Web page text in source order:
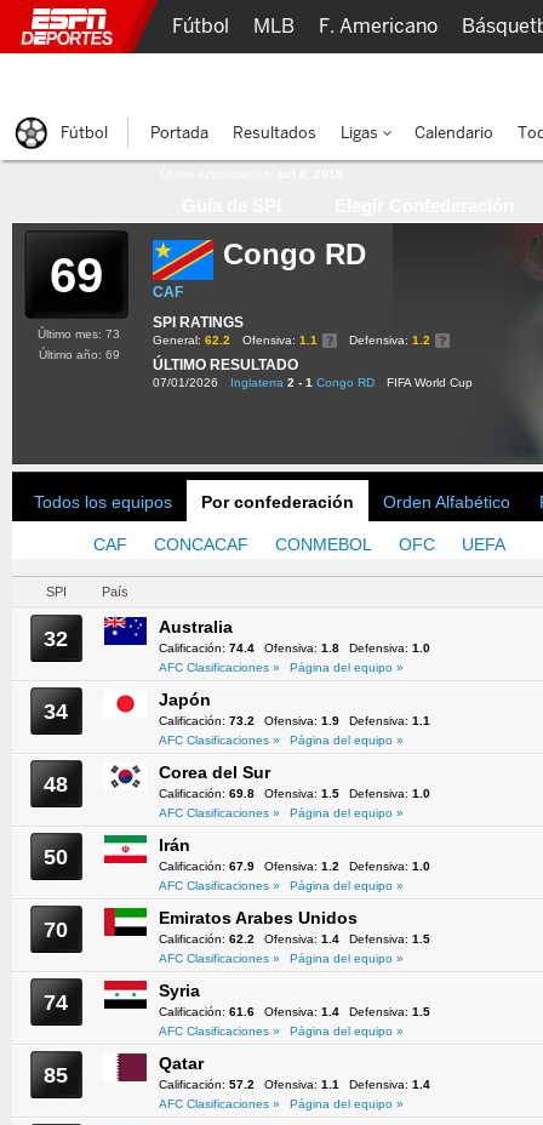
69 Congo RD
CAF
SPI RATINGS
General: 62.2 Ofensiva: 1.1 Defensiva: 1.2
ÚLTIMO RESULTADO
07/01/2026 Inglaterra 2 - 1 Congo RD FIFA World Cup
Último mes: 73
Último año: 69
Todos los equipos Por confederación Orden Alfabético
CAF CONCACAF CONMEBOL OFC UEFA
SPI País
32 Australia
Calificación: 74.4 Ofensiva: 1.8 Defensiva: 1.0
AFC Clasificaciones »
Página del equipo »
34 Japón
Calificación: 73.2 Ofensiva: 1.9 Defensiva: 1.1
AFC Clasificaciones »
Página del equipo »
48 Corea del Sur
Calificación: 69.8 Ofensiva: 1.5 Defensiva: 1.0
AFC Clasificaciones »
Página del equipo »
50 Irán
Calificación: 67.9 Ofensiva: 1.2 Defensiva: 1.0
AFC Clasificaciones »
Página del equipo »
70 Emiratos Arabes Unidos
Calificación: 62.2 Ofensiva: 1.4 Defensiva: 1.5
AFC Clasificaciones »
Página del equipo »
74 Syria
Calificación: 61.6 Ofensiva: 1.4 Defensiva: 1.5
AFC Clasificaciones »
Página del equipo »
85 Qatar
Calificación: 57.2 Ofensiva: 1.1 Defensiva: 1.4
AFC Clasificaciones »
Página del equipo »
Fútbol MLB F. Americano
Fútbol Portada Resultados Ligas Calendario